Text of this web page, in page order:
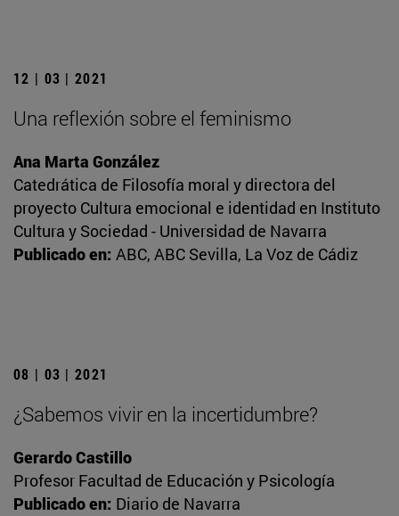
12 | 03 | 2021
Una reflexión sobre el feminismo
Ana Marta González
Catedrática de Filosofía moral y directora del
proyecto Cultura emocional e identidad en Instituto
Cultura y Sociedad - Universidad de Navarra
Publicado en: ABC, ABC Sevilla, La Voz de Cádiz
08 | 03 | 2021
¿Sabemos vivir en la incertidumbre?
Gerardo Castillo
Profesor Facultad de Educación y Psicología
Publicado en: Diario de Navarra